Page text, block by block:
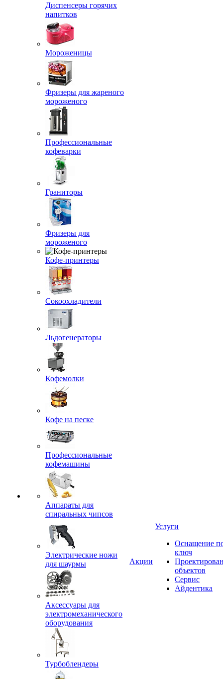
Диспенсеры горячих
напитков
Мороженицы
Фризеры для жареного
мороженого
Профессиональные
кофеварки
Граниторы
Фризеры для
мороженого
Кофе-принтеры
Сокоохладители
Льдогенераторы
Кофемолки
Кофе на песке
Профессиональные
кофемашины
Аппараты для
спиральных чипсов
Электрические ножи
для шаурмы
Аксессуары для
электромеханического
оборудования
Турбоблендеры
Акции
Услуги
Оснащение
ключ
объектов
Сервис
Айдентика